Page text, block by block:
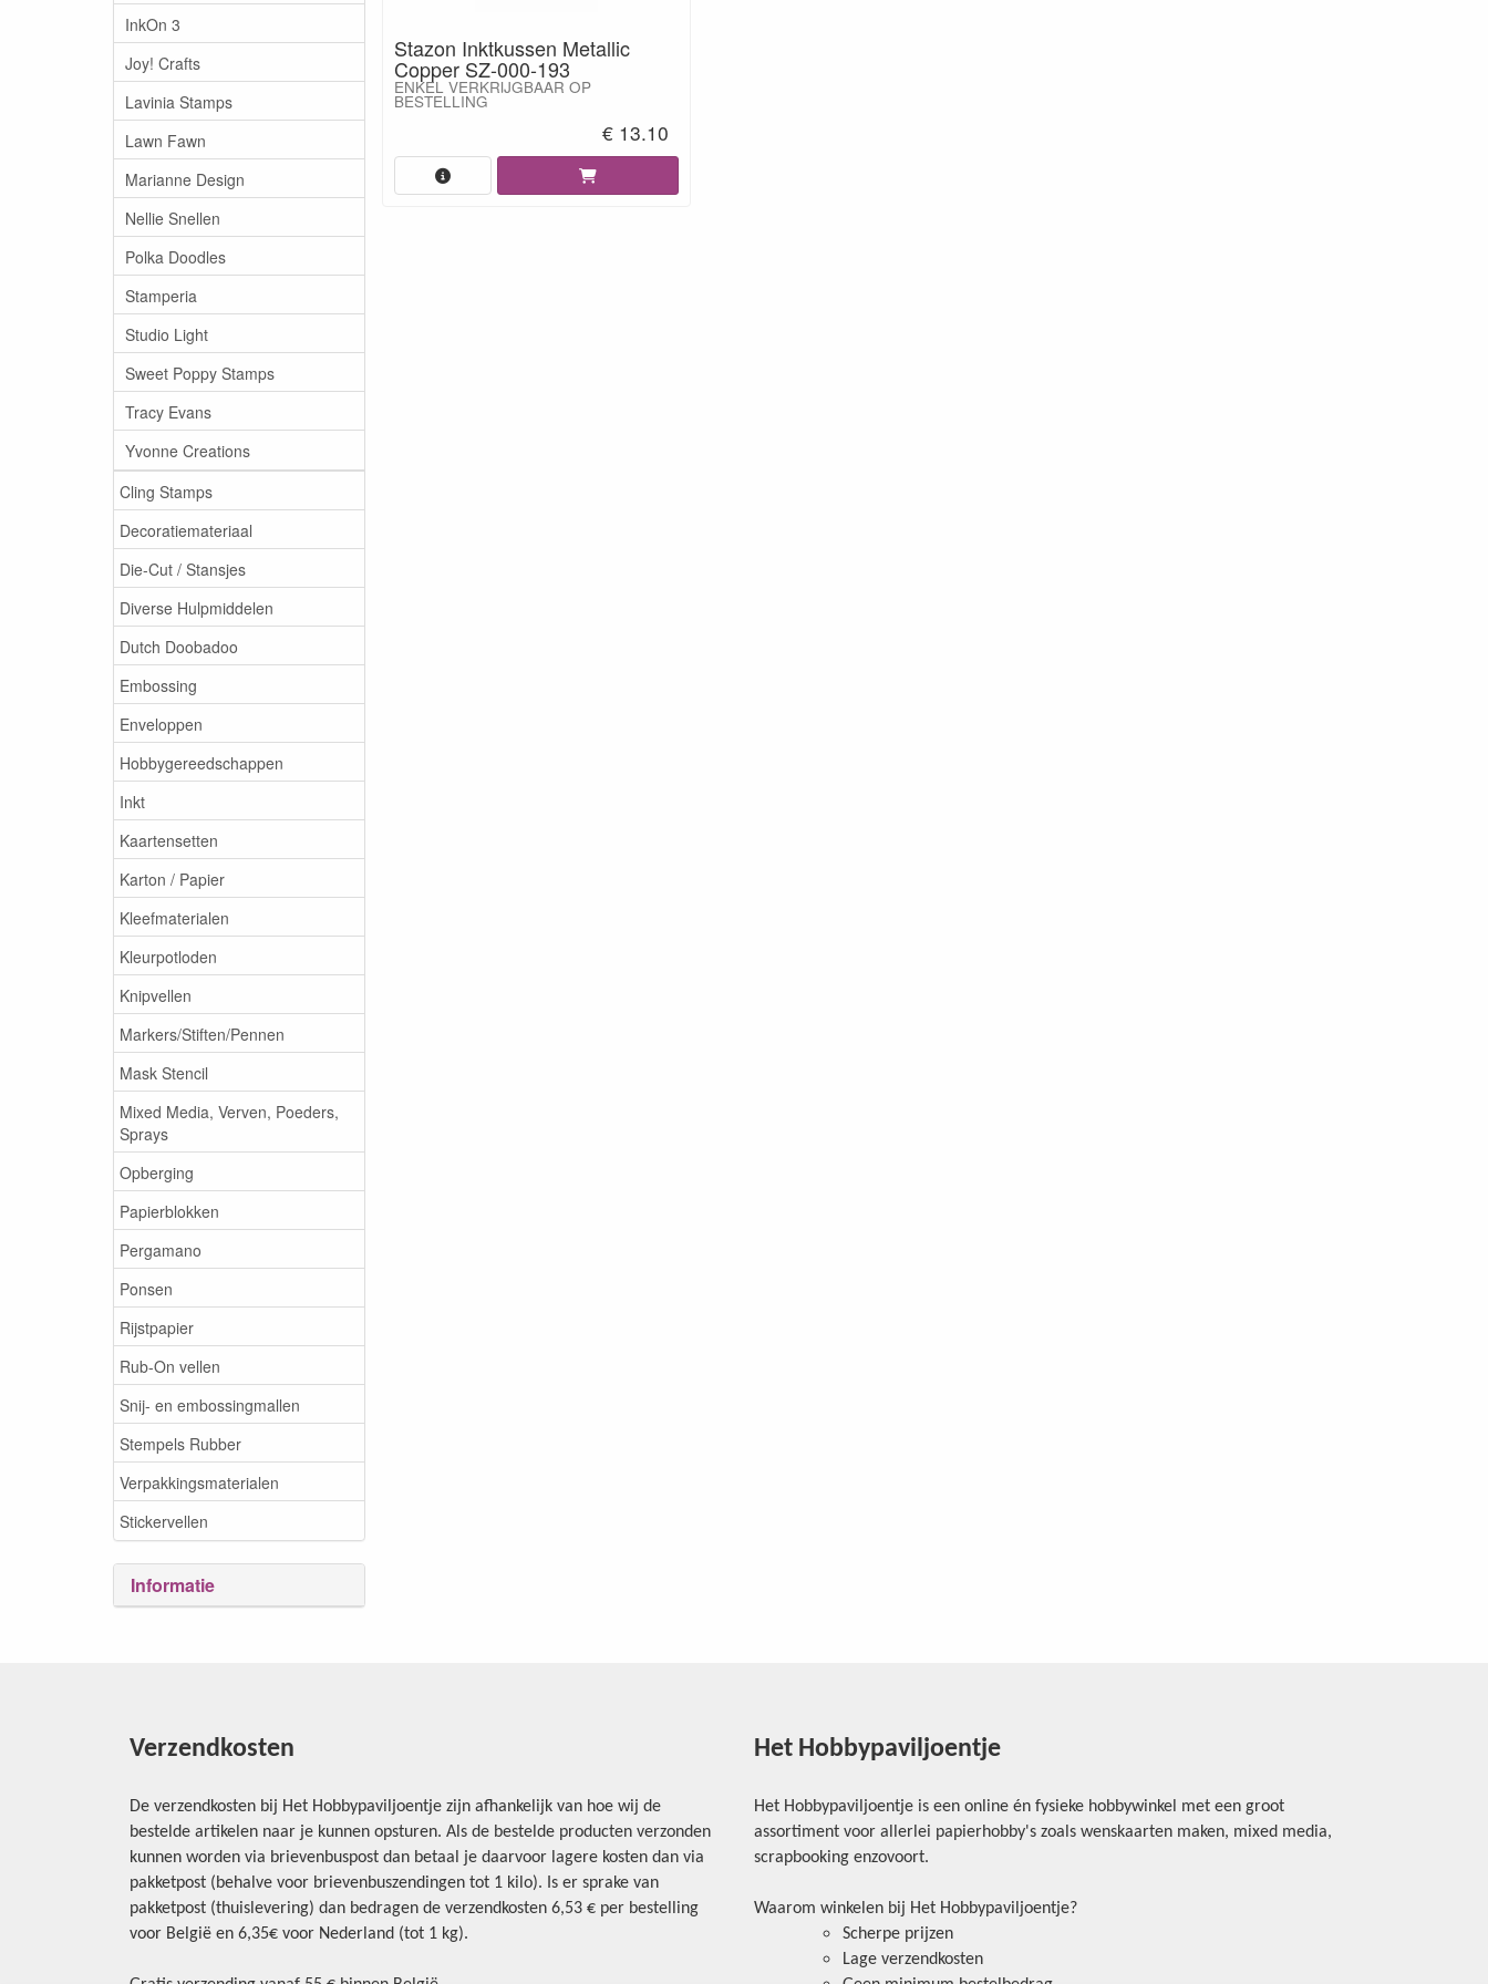
InkOn 3
Joy! Crafts
Lavinia Stamps
Lawn Fawn
Marianne Design
Nellie Snellen
Polka Doodles
Stamperia
Studio Light
Sweet Poppy Stamps
Tracy Evans
Yvonne Creations
Cling Stamps
Decoratiemateriaal
Die-Cut / Stansjes
Diverse Hulpmiddelen
Dutch Doobadoo
Embossing
Enveloppen
Hobbygereedschappen
Inkt
Kaartensetten
Karton / Papier
Kleefmaterialen
Kleurpotloden
Knipvellen
Markers/Stiften/Pennen
Mask Stencil
Mixed Media, Verven, Poeders,
Sprays
Opberging
Papierblokken
Pergamano
Ponsen
Rijstpapier
Rub-On vellen
Snij- en embossingmallen
Stempels Rubber
Verpakkingsmaterialen
Stickervellen
Informatie
Stazon Inktkussen Metallic
Copper SZ-000-193
ENKEL VERKRIJGBAAR OP
BESTELLING
€ 13.10
Verzendkosten
De verzendkosten bij Het Hobbypaviljoentje zijn afhankelijk van hoe wij de
bestelde artikelen naar je kunnen opsturen. Als de bestelde producten verzonden
kunnen worden via brievenbuspost dan betaal je daarvoor lagere kosten dan via
pakketpost (behalve voor brievenbuszendingen tot 1 kilo). Is er sprake van
pakketpost (thuislevering) dan bedragen de verzendkosten 6,53 € per bestelling
voor België en 6,35€ voor Nederland (tot 1 kg).
Het Hobbypaviljoentje
Het Hobbypaviljoentje is een online én fysieke hobbywinkel met een groot
assortiment voor allerlei papierhobby's zoals wenskaarten maken, mixed media,
scrapbooking enzovoort.
Waarom winkelen bij Het Hobbypaviljoentje?
Scherpe prijzen
Lage verzendkosten